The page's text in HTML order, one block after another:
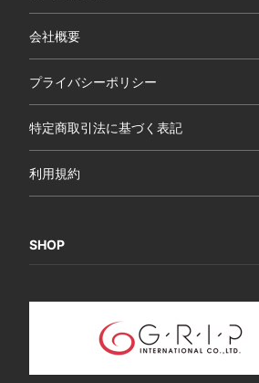
会社概要
プライバシーポリシー
特定商取引法に基づく表記
利用規約
SHOP